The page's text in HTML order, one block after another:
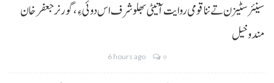
سینئر سٹیزن تے ننا قومی روایت آتیٹی بھلو شرف اس دوئی ءِ،گورنر جعفرخان
مندوخیل
6 hours ago 0